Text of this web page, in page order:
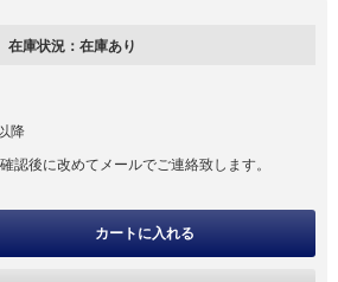
在庫状況： 在庫あり
降
認後に改めてメールでご連絡致します。
カートに入れる